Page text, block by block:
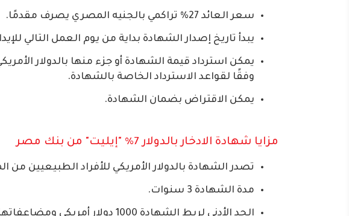
سعر العائد 27% تراكمي بالجنيه المصري يصرف مقدمًا.
يبدأ تاريخ إصدار الشهادة بداية من يوم العمل التالي
وفقًا لقواعد الاسترداد الخاصة بالشهادة.
يمكن الاقتراض بضمان الشهادة.
مزايا شهادة الادخار بالدولار 7% "إيليت" من بنك مصر
تصدر الشهادة بالدولار الأمريكي للأفراد الطبيعيين من
مدة الشهادة 3 سنوات.
الحد الأدنى لربط الشهادة 1000 دولار أمريكي ومضاعفاتها.